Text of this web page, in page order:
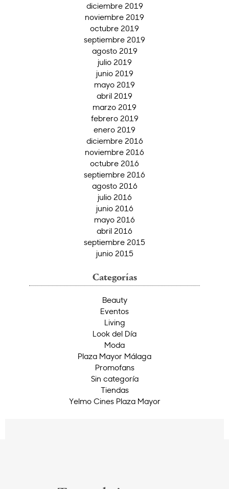
diciembre 2019
noviembre 2019
octubre 2019
septiembre 2019
agosto 2019
julio 2019
junio 2019
mayo 2019
abril 2019
marzo 2019
febrero 2019
enero 2019
diciembre 2016
noviembre 2016
octubre 2016
septiembre 2016
agosto 2016
julio 2016
junio 2016
mayo 2016
abril 2016
septiembre 2015
junio 2015
Categorías
Beauty
Eventos
Living
Look del Día
Moda
Plaza Mayor Málaga
Promofans
Sin categoría
Tiendas
Yelmo Cines Plaza Mayor